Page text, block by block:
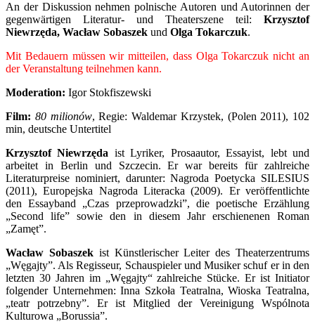
An der Diskussion nehmen polnische Autoren und Autorinnen der
gegenwärtigen Literatur- und Theaterszene teil: Krzysztof
Niewrzęda, Wacław Sobaszek und Olga Tokarczuk.
Mit Bedauern müssen wir mitteilen, dass Olga Tokarczuk nicht an
der Veranstaltung teilnehmen kann.
Moderation: Igor Stokfiszewski
Film: 80 milionów, Regie: Waldemar Krzystek, (Polen 2011), 102
min, deutsche Untertitel
Krzysztof Niewrzęda ist Lyriker, Prosaautor, Essayist, lebt und
arbeitet in Berlin und Szczecin. Er war bereits für zahlreiche
Literaturpreise nominiert, darunter: Nagroda Poetycka SILESIUS
(2011), Europejska Nagroda Literacka (2009). Er veröffentlichte
den Essayband „Czas przeprowadzki”, die poetische Erzählung
„Second life” sowie den in diesem Jahr erschienenen Roman
„Zamęt”.
Wacław Sobaszekist Künstlerischer Leiter des Theaterzentrums
„Węgajty”. Als Regisseur, Schauspieler und Musiker schuf er in den
letzten 30 Jahren im „Węgajty“ zahlreiche Stücke. Er ist Initiator
folgender Unternehmen: Inna Szkoła Teatralna, Wioska Teatralna,
„teatr potrzebny”. Er ist Mitglied der Vereinigung Wspólnota
Kulturowa „Borussia”.